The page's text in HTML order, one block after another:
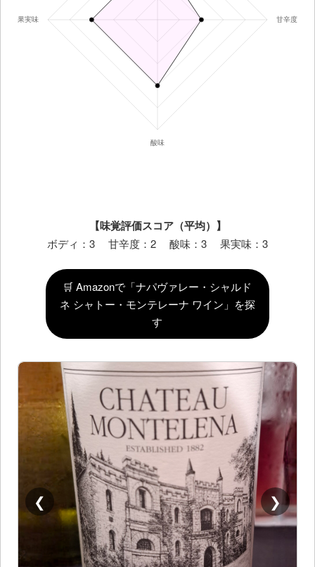
【味覚評価スコア（平均）】
ボディ：3 甘辛度：2 酸味：3 果実味：3
🛒 Amazonで「ナパヴァレー・シャルド
ネ シャトー・モンテレーナ ワイン」を探
す
❮ ❯